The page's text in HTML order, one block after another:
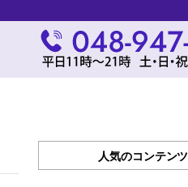
人気のコンテンツ